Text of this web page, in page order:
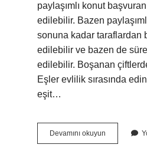
paylaşımlı konut
edilebilir. Bazen
sonuna kadar taraflardan
edilebilir ve bazen de
edilebilir. Boşanan
Eşler evlilik sırasında
eşit…
Devamını okuyun Boşanma
Davasında